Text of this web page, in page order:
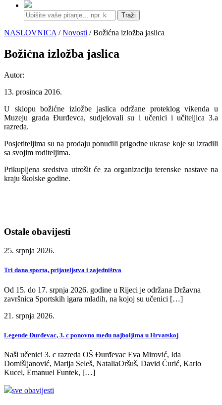
Traži
NASLOVNICA /Novosti / Božićna izložba jaslica
Božićna izložba jaslica
Autor:
13. prosinca 2016.
U sklopu božićne izložbe jaslica održane proteklog vikenda u
Muzeju grada Đurđevca, sudjelovali su i učenici i učiteljica 3.a
razreda.
Posjetiteljima su na prodaju ponudili prigodne ukrase koje su izradili
sa svojim roditeljima.
Prikupljena sredstva utrošit će za organizaciju terenske nastave na
kraju školske godine.
Ostale obavijesti
25. srpnja 2026.
Tri dana sporta, prijateljstva i zajedništva
Od 15. do 17. srpnja 2026. godine u Rijeci je održana Državna
završnica Sportskih igara mladih, na kojoj su učenici […]
21. srpnja 2026.
Legende Đurđevac, 3. c ponovno među najboljima u Hrvatskoj
Naši učenici 3. c razreda OŠ Đurđevac Eva Mirović, Ida
Domišljanović, Marija Seleš, NataliaOršuš, David Ćurić, Karlo
Kucel, Emanuel Funtek, […]
sve obavijesti